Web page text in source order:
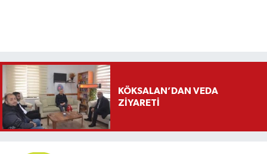
KÖKSALAN’DAN VEDA
ZİYARETİ